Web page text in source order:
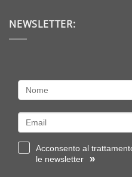
oro?
Scegli
NEWSLETTER:
Acconsento al
le newsletter
»